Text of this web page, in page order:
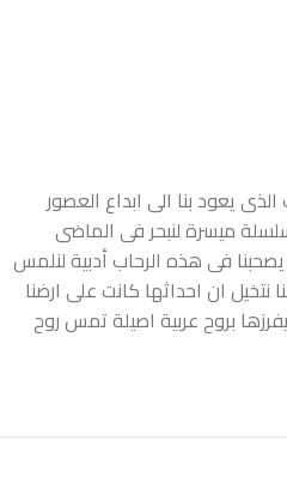
يعود بنا الى ابداع العصور
ميسرة لنبحر فى الماضى
فى هذه الرحاب أدبية لنلمس
نتخيل ان احداثها كانت على ارضنا
بروح عربية اصيلة تمس روح